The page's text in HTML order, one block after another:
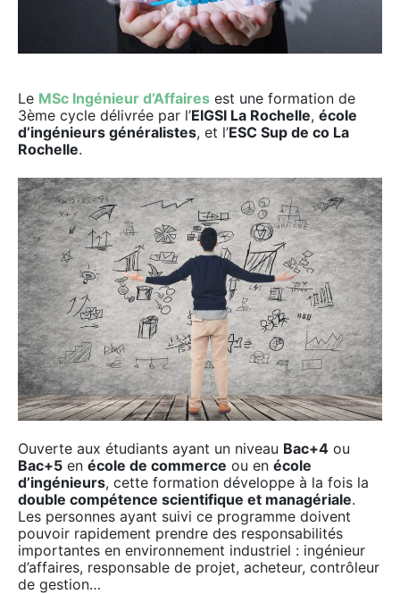
Le MSc Ingénieur d’Affaires est une formation de
3ème cycle délivrée par l’EIGSI La Rochelle, école
d’ingénieurs généralistes, et l’ESC Sup de co La
Rochelle.
Ouverte aux étudiants ayant un niveau Bac+4 ou
Bac+5 en école de commerce ou en école
d’ingénieurs, cette formation développe à la fois la
double compétence scientifique et managériale.
Les personnes ayant suivi ce programme doivent
pouvoir rapidement prendre des responsabilités
importantes en environnement industriel : ingénieur
d’affaires, responsable de projet, acheteur, contrôleur
de gestion…